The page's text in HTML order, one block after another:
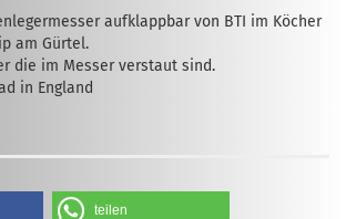
aufklappbar von BTI im Köcher
am Gürtel.
die im Messer verstaut sind.
in England
teilen